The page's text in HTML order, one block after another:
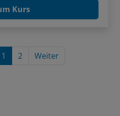
Kurs
1 2 Weiter